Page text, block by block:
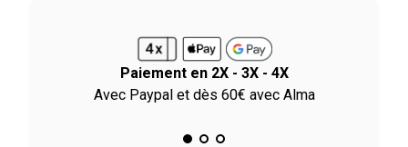
Paiement en 2X - 3X - 4X
Avec Paypal et dès 60€ avec Alma